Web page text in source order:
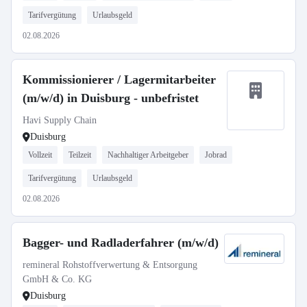
Tarifvergütung Urlaubsgeld
02.08.2026
Kommissionierer / Lagermitarbeiter
(m/w/d) in Duisburg - unbefristet
Havi Supply Chain
Duisburg
Vollzeit Teilzeit Nachhaltiger Arbeitgeber Jobrad
Tarifvergütung Urlaubsgeld
02.08.2026
Bagger- und Radladerfahrer (m/w/d)
remineral Rohstoffverwertung & Entsorgung
GmbH & Co. KG
Duisburg